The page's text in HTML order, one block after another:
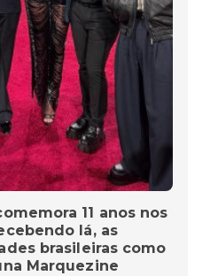
11 anos nos
lá, as
brasileiras como
Marquezine